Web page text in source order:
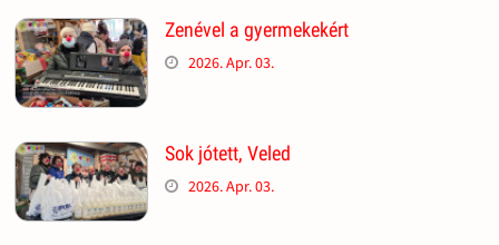
Zenével a gyermekekért
2026. Apr. 03.
Sok jótett, Veled
2026. Apr. 03.